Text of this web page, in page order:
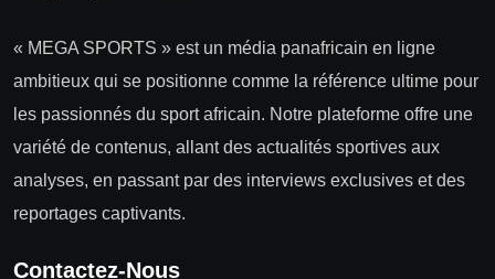
« MEGA SPORTS » est un média panafricain en ligne
ambitieux qui se positionne comme la référence ultime pour
les passionnés du sport africain. Notre plateforme offre une
variété de contenus, allant des actualités sportives aux
analyses, en passant par des interviews exclusives et des
reportages captivants.
Contactez-Nous